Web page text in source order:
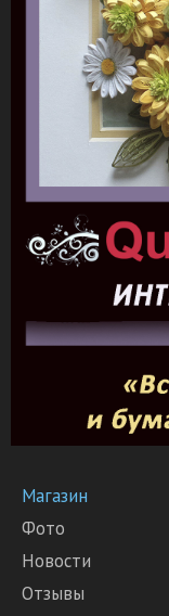
Магазин
Фото
Новости
Отзывы